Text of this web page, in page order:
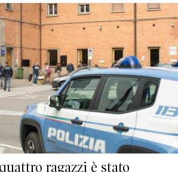
ragazzi è stato